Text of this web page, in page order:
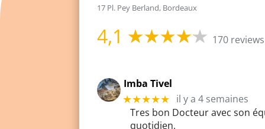
17 Pl. Pey Berland, Bordeaux
4,1 170 reviews
Imba Tivel
★★★★★
il y a 4 semaines
Tres bon Docteur avec son
quotidien.